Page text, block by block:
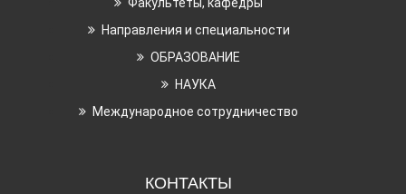
Факультеты, кафедры
Направления и специальности
ОБРАЗОВАНИЕ
НАУКА
Международное сотрудничество
КОНТАКТЫ